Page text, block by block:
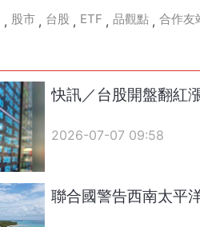
, 股市 , 台股 , ETF , 品觀點 , 合作友
快訊／台股開盤翻
2026-07-07 09:58
聯合國警告西南太平